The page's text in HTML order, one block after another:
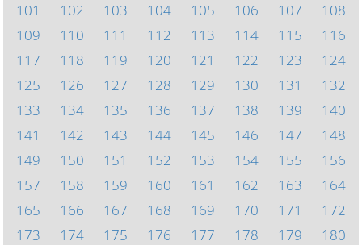
101
102 103 104 105 106 107
108
109
110 111 112 113 114 115
116
117
118 119 120 121 122 123
124
125
126 127 128 129 130 131
132
133
134 135 136 137 138 139
140
141
142 143 144 145 146 147
148
149
150 151 152 153 154 155
156
157
158 159 160 161 162 163
164
165
166 167 168 169 170 171
172
173
174 175 176 177 178 179
180